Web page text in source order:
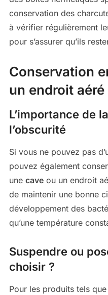
conservation des
à vérifier régulièrement
pour s’assurer qu’ils
Conservation
un endroit aéré
L’importance de
l’obscurité
Si vous ne pouvez pas
pouvez également
une caveou un endroit
de maintenir une bonne
développement des
qu’une température
Suspendre ou
choisir ?
Pour les produits tels